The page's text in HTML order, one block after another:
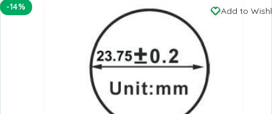
-14%
Add to